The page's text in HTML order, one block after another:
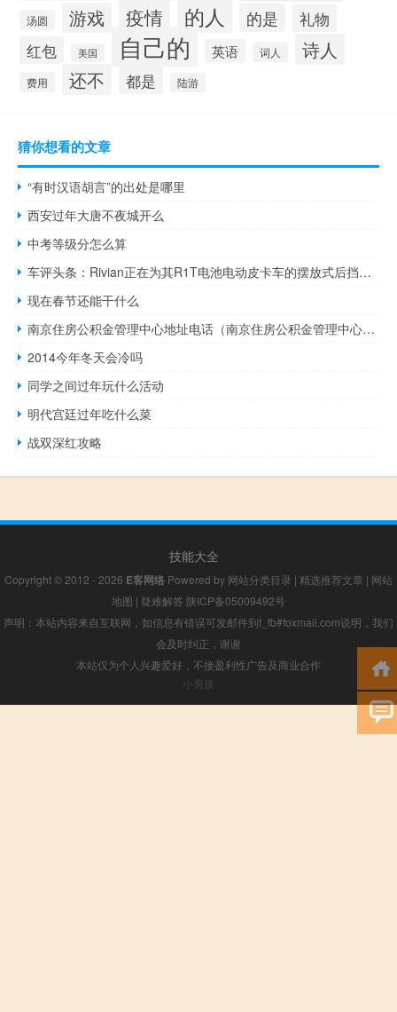
汤圆 游戏 疫情 的人 的是
礼物
红包
美国 自己的 英语 词人 诗人
费用 还不 都是 陆游
猜你想看的文章
“有时汉语胡言”的出处是哪里
西安过年大唐不夜城开么
中考等级分怎么算
车评头条：Rivian正在为其R1T电池电动皮卡车的摆放式后挡板组件申请一项新的专利申请
现在春节还能干什么
南京住房公积金管理中心地址电话（南京住房公积金管理中心简介）
2014今年冬天会冷吗
同学之间过年玩什么活动
明代宫廷过年吃什么菜
战双深红攻略
技能大全
Copyright © 2012 - 2026 E客网络 Powered by 网站分类目录 | 精选推荐文章 | 网站
地图 | 疑难解答 陕ICP备05009492号
声明：本站内容来自互联网，如信息有错误可发邮件到f_fb#foxmail.com说明，我们
会及时纠正，谢谢
本站仅为个人兴趣爱好，不接盈利性广告及商业合作
小男孩